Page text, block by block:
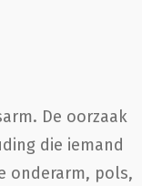
De oorzaak
die iemand
onderarm, pols,